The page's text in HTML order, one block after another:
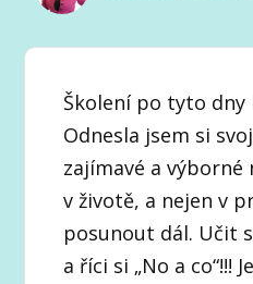
Školení po tyto dny
Odnesla jsem si
zajímavé a výborné
v životě, a nejen v
posunout dál. Učit
a říci si „No a co“!!!